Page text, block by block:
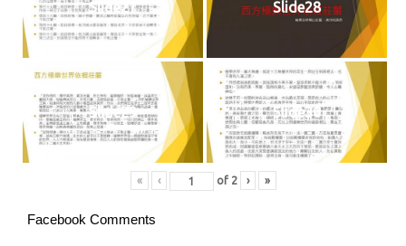
Slide27 Slide28
Slide29 Slide30
« ‹ of 2 › »
Facebook Comments